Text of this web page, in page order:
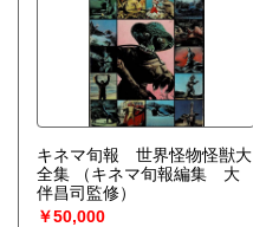
キネマ旬報 世界怪物怪獣大
全集
（キネマ旬報編集 大
伴昌司監修）
￥50,000